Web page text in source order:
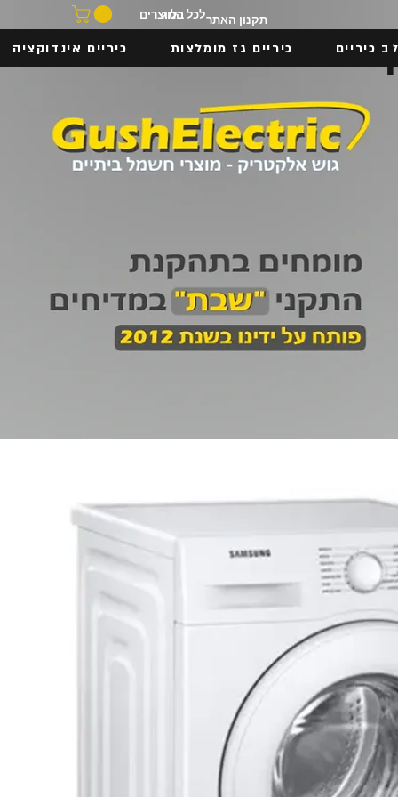
בלוג
לכל המוצרים
כיריים כיריים גז מומלצות כיריים אינדוקציה
תקנון האתר